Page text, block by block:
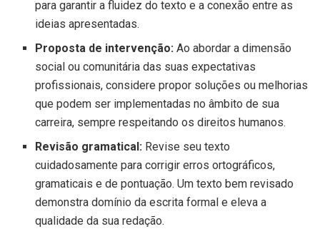
para garantir a fluidez do texto e a conexão entre as
ideias apresentadas.
Proposta de intervenção: Ao abordar a dimensão
social ou comunitária das suas expectativas
profissionais, considere propor soluções ou melhorias
que podem ser implementadas no âmbito de sua
carreira, sempre respeitando os direitos humanos.
Revisão gramatical: Revise seu texto
cuidadosamente para corrigir erros ortográficos,
gramaticais e de pontuação. Um texto bem revisado
demonstra domínio da escrita formal e eleva a
qualidade da sua redação.